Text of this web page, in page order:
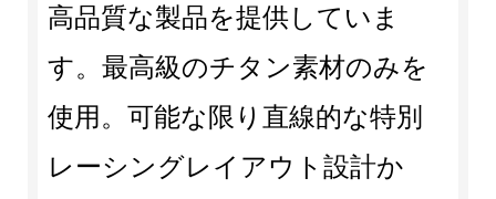
高品質な製品を提供していま
す。最高級のチタン素材のみを
使用。可能な限り直線的な特別
レーシングレイアウト設計か